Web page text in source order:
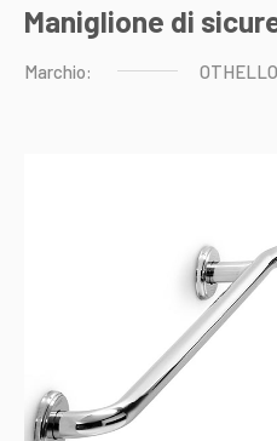
Maniglione di
Marchio: OTHELLO